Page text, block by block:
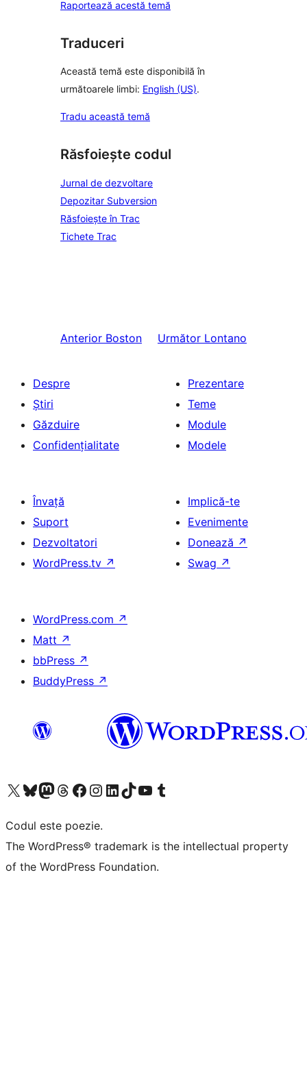
Raportează acestă temă
Traduceri
Această temă este disponibilă în
următoarele limbi: English (US).
Tradu această temă
Răsfoiește codul
Jurnal de dezvoltare
Depozitar Subversion
Răsfoiește în Trac
Tichete Trac
Anterior Boston Următor Lontano
Despre
Știri
Găzduire
Confidențialitate
Prezentare
Teme
Module
Modele
Învață
Suport
Dezvoltatori
WordPress.tv ↗
Implică-te
Evenimente
Donează ↗
Swag ↗
WordPress.com ↗
Matt ↗
bbPress ↗
BuddyPress ↗
Mergi la contul nostru X (fost Twitter)
Vizitează contul nostru Bluesky
Vizitează contul nostru Mastodon
Vizitează contul nostru Threads
Vizitează pagina noastră Facebook
Vizitează-ne pe Instagram
Vizitează-ne pe LinkedIn
Vizitează contul nostru TikTok
Vizitează canalul nostru YouTube
Vizitează contul nostru Tumblr
Codul este poezie.
The WordPress® trademark is the intellectual property
of the WordPress Foundation.